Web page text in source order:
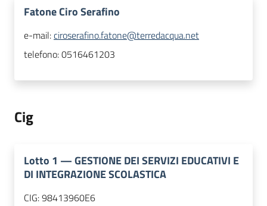
Fatone Ciro Serafino
e-mail:ciroserafino.fatone@terredacqua.net
telefono:0516461203
Cig
Lotto 1 —GESTIONE DEI SERVIZI EDUCATIVI E
DI INTEGRAZIONE SCOLASTICA
CIG:98413960E6